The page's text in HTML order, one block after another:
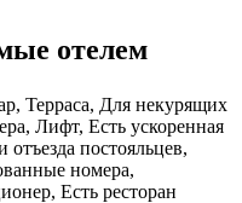
отелем
Терраса, Для некурящих
Лифт, Есть ускоренная
отъезда постояльцев,
номера,
Есть ресторан